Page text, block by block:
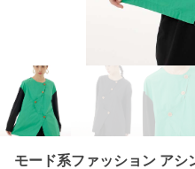
モード系ファッション ア